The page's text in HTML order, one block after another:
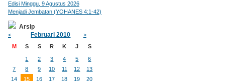
Edisi Minggu, 9 Agustus 2026
Menjadi Jembatan (YOHANES 4:1-42)
Arsip
< Februari 2010
>
M
S S R K J S
1 2 3 4 5
6
7
8 9 10 11 12
13
14
15 16 17 18 19
20